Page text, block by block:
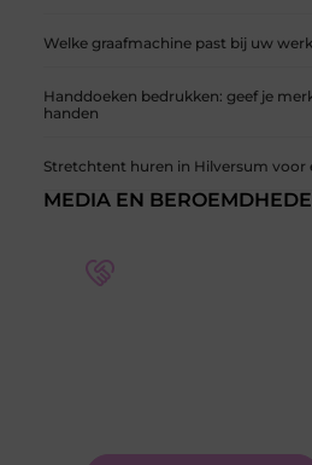
Welke graafmachine past bij uw
Handdoeken bedrukken: geef je
handen
Stretchtent huren in Hilversum voor
MEDIA EN